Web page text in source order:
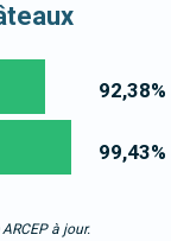
92,38%
99,43%
à jour.